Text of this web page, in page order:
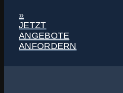
»
JETZT
ANGEBOTE
ANFORDERN